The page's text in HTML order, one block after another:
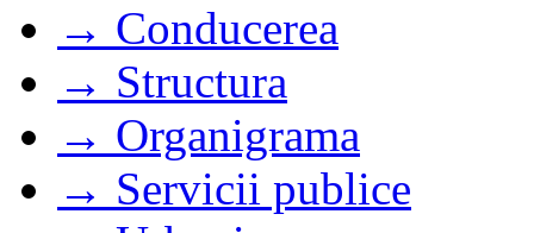
→ Conducerea
→ Structura
→ Organigrama
→ Servicii publice